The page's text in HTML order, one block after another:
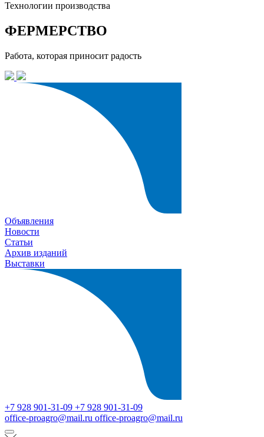
Технологии производства
ФЕРМЕРСТВО
Работа, которая приносит радость
Объявления
Новости
Статьи
Архив изданий
Выставки
+7 928 901-31-09 +7 928 901-31-09
office-proagro@mail.ru office-proagro@mail.ru